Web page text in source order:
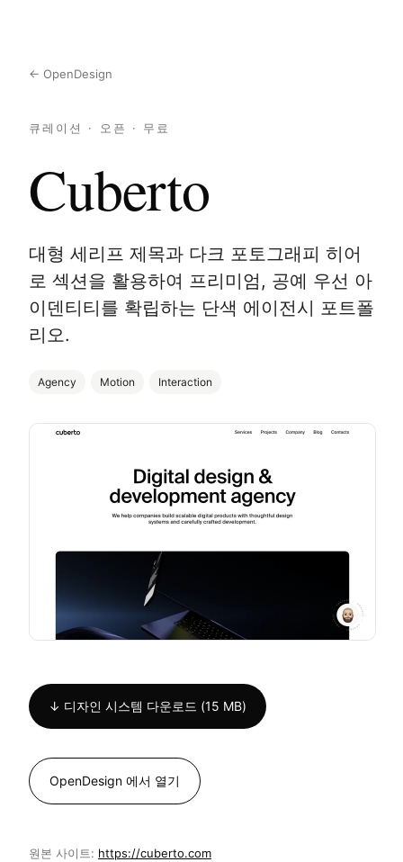
← OpenDesign
큐레이션 · 오픈 · 무료
Cuberto
대형 세리프 제목과 다크 포토그래피 히어
로 섹션을 활용하여 프리미엄, 공예 우선 아
이덴티티를 확립하는 단색 에이전시 포트폴
리오.
Agency Motion Interaction
↓ 디자인 시스템 다운로드 (15 MB)
OpenDesign 에서 열기
원본 사이트: https://cuberto.com